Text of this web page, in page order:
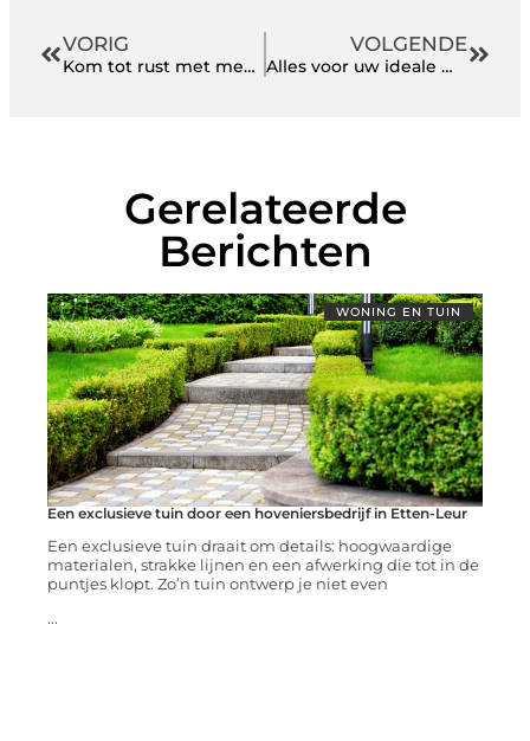
VORIG
Kom tot rust met meditatie in Nijmegen
VOLGENDE
Alles voor uw ideale woning
Gerelateerde
Berichten
WONING EN TUIN
Een exclusieve tuin door een hoveniersbedrijf in Etten-Leur
Een exclusieve tuin draait om details: hoogwaardige
materialen, strakke lijnen en een afwerking die tot in de
puntjes klopt. Zo’n tuin ontwerp je niet even
...